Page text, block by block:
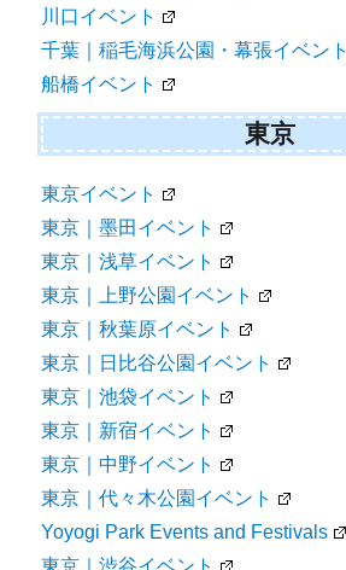
川口イベント
千葉｜稲毛海浜公園・幕張イベント
船橋イベント
東京
東京イベント
東京｜墨田イベント
東京｜浅草イベント
東京｜上野公園イベント
東京｜秋葉原イベント
東京｜日比谷公園イベント
東京｜池袋イベント
東京｜新宿イベント
東京｜中野イベント
東京｜代々木公園イベント
Yoyogi Park Events and Festivals